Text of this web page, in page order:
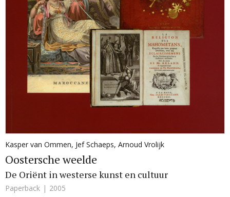
Kasper van Ommen, Jef Schaeps, Arnoud Vrolijk
Oostersche weelde
De Oriënt in westerse kunst en cultuur
Paperback 2005